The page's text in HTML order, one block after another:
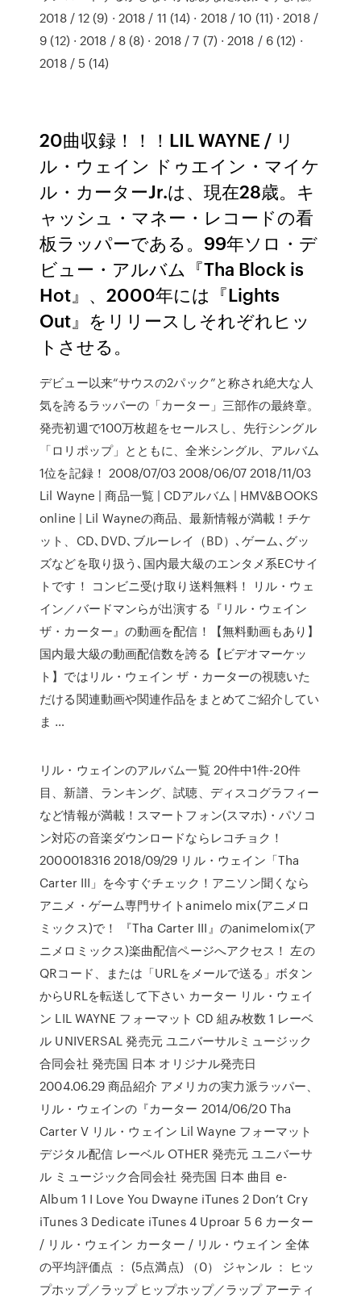
2018 / 12 (9) · 2018 / 11 (14) · 2018 / 10 (11) · 2018 /
9 (12) · 2018 / 8 (8) · 2018 / 7 (7) · 2018 / 6 (12) ·
2018 / 5 (14)
20曲収録！！！LIL WAYNE / リ
ル・ウェイン ドゥエイン・マイケ
ル・カーターJr.は、現在28歳。キ
ャッシュ・マネー・レコードの看
板ラッパーである。99年ソロ・デ
ビュー・アルバム『Tha Block is
Hot』、2000年には『Lights
Out』をリリースしそれぞれヒッ
トさせる。
デビュー以来“サウスの2パック”と称され絶大な人
気を誇るラッパーの「カーター」三部作の最終章。
発売初週で100万枚超をセールスし、先行シングル
「ロリポップ」とともに、全米シングル、アルバム
1位を記録！ 2008/07/03 2008/06/07 2018/11/03
Lil Wayne | 商品一覧 | CDアルバム | HMV&BOOKS
online | Lil Wayneの商品、最新情報が満載！チケ
ット、CD､DVD､ブルーレイ（BD）､ゲーム､グッ
ズなどを取り扱う､国内最大級のエンタメ系ECサイ
トです！ コンビニ受け取り送料無料！ リル・ウェ
イン／バードマンらが出演する『リル・ウェイン
ザ・カーター』の動画を配信！【無料動画もあり】
国内最大級の動画配信数を誇る【ビデオマーケッ
ト】ではリル・ウェイン ザ・カーターの視聴いた
だける関連動画や関連作品をまとめてご紹介してい
ま …
リル・ウェインのアルバム一覧 20件中1件-20件
目、新譜、ランキング、試聴、ディスコグラフィー
など情報が満載！スマートフォン(スマホ)・パソコ
ン対応の音楽ダウンロードならレコチョク！
2000018316 2018/09/29 リル・ウェイン「Tha
Carter III」を今すぐチェック！アニソン聞くなら
アニメ・ゲーム専門サイトanimelo mix(アニメロ
ミックス)で！ 『Tha Carter III』のanimelomix(ア
ニメロミックス)楽曲配信ページへアクセス！ 左の
QRコード、または「URLをメールで送る」ボタン
からURLを転送して下さい カーター リル・ウェイ
ン LIL WAYNE フォーマット CD 組み枚数 1 レーベ
ル UNIVERSAL 発売元 ユニバーサルミュージック
合同会社 発売国 日本 オリジナル発売日
2004.06.29 商品紹介 アメリカの実力派ラッパー、
リル・ウェインの『カーター 2014/06/20 Tha
Carter V リル・ウェイン Lil Wayne フォーマット
デジタル配信 レーベル OTHER 発売元 ユニバーサ
ル ミュージック合同会社 発売国 日本 曲目 e-
Album 1 I Love You Dwayne iTunes 2 Don’t Cry
iTunes 3 Dedicate iTunes 4 Uproar 5 6 カーター
/ リル・ウェイン カーター / リル・ウェイン 全体
の平均評価点 ： (5点満点) （0） ジャンル ： ヒッ
プホップ／ラップ ヒップホップ／ラップ アーティ